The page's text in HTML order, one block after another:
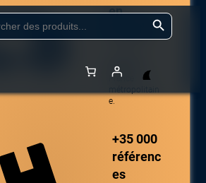
Search Button
& Cloud/Logiciel réseau/Logiciel de
en
partout en
France
e.
+35 000
référenc
es